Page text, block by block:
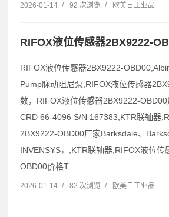
2026-01-14 / 92 次浏览 / 欧美日工业品
RIFOX液位传感器2BX9222-
RIFOX液位传感器2BX9222-
Pump脉动阻尼泵,RIFOX液位传感器
数，RIFOX液位传感器2BX9222-
CRD 66-4096 S/N 167383,KTR联轴器
2BX9222-OBD00厂家Barksdale、
INVENSYS，,KTR联轴器,RIFOX液位传
OBD00价格T...
2026-01-14 / 82 次浏览 / 欧美日工业品